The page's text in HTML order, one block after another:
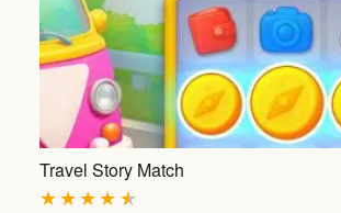
Travel Story Match
★
★
★
★
★